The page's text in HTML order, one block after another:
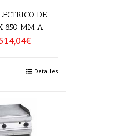
DE
850 MM A
€El
es:Detalles